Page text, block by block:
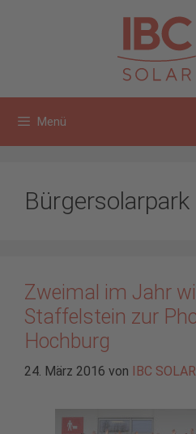
Menü
Zweimal im Jahr
Staffelstein zur
Hochburg
24. März 2016 von IBC SOLAR